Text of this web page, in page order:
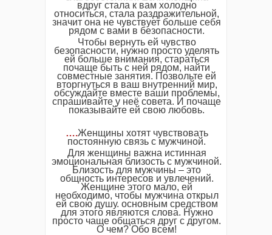
вдруг стала к вам холодно
относиться, стала раздражительной,
значит она не чувствует больше себя
рядом с вами в безопасности.
Чтобы вернуть ей чувство
безопасности, нужно просто уделять
ей больше внимания, стараться
почаще быть с ней рядом, найти
совместные занятия. Позвольте ей
вторгнуться в ваш внутренний мир,
обсуждайте вместе ваши проблемы,
спрашивайте у неё совета. И почаще
показывайте ей свою любовь.
….Женщины хотят чувствовать
постоянную связь с мужчиной.
Для женщины важна истинная
эмоциональная близость с мужчиной.
Близость для мужчины – это
общность интересов и увлечений.
Женщине этого мало, ей
необходимо, чтобы мужчина открыл
ей свою душу. основным средством
для этого являются слова. Нужно
просто чаще общаться друг с другом.
О чем? Обо всем!